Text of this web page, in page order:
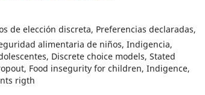
de elección discreta, Preferencias declaradas,
alimentaria de niños, Indigencia,
Discrete choice models, Stated
Food insegurity for children, Indigence,
rigth